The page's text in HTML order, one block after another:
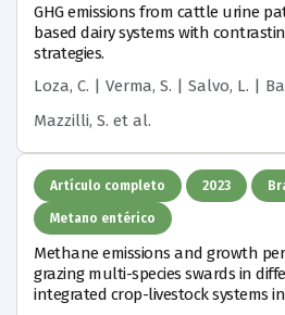
GHG emissions from cattle urine
based dairy systems with
strategies.
Loza, C. | Verma, S. | Salvo, L. |
Mazzilli, S. et al.
Artículo completo 2023
Metano entérico
Methane emissions and growth
grazing multi-species swards in
integrated crop-livestock systems